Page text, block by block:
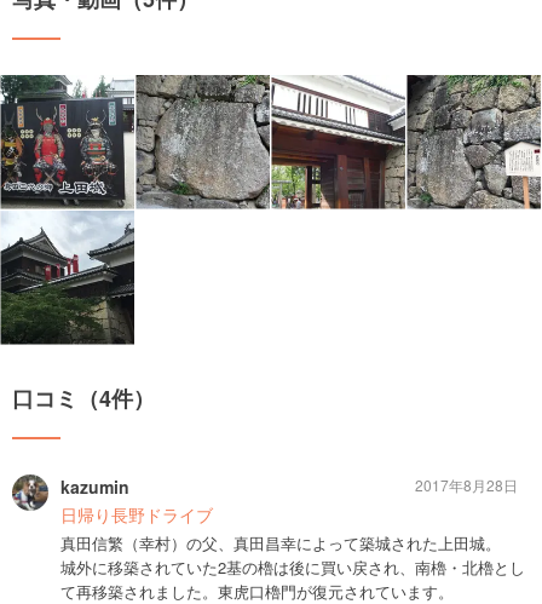
口コミ（4件）
kazumin
日帰り長野ドライブ
真田信繁（幸村）の父、真田昌幸によって築城された上田城。
城外に移築されていた2基の櫓は後に買い戻され、南櫓・北櫓とし
て再移築されました。東虎口櫓門が復元されています。
2017年8月28日